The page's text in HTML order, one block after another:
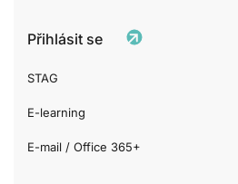
Přihlásit se
STAG
E-learning
E-mail / Office 365+